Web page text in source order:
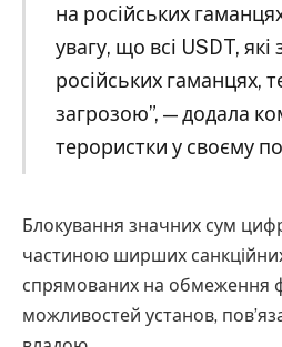
на російських
увагу, що всі USDT,
російських гаманцях,
загрозою”, — додала
терористки у своєму
Блокування значних сум
частиною ширших
спрямованих на обмеження
можливостей установ,